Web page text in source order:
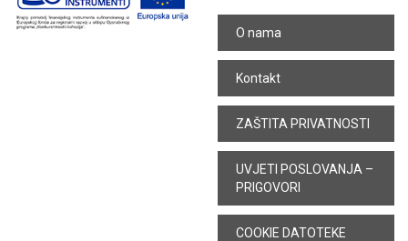
O nama
Kontakt
ZAŠTITA PRIVATNOSTI
UVJETI POSLOVANJA –
PRIGOVORI
COOKIE DATOTEKE